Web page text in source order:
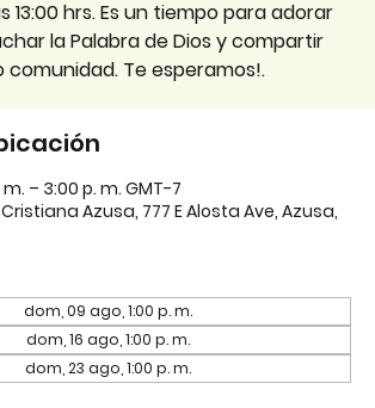
13:00 hrs. Es un tiempo para adorar
la Palabra de Dios y compartir
comunidad. Te esperamos!.
m. – 3:00 p. m. GMT-7
Azusa, 777 E Alosta Ave, Azusa,
dom, 09 ago, 1:00 p. m.
dom, 16 ago, 1:00 p. m.
dom, 23 ago, 1:00 p. m.